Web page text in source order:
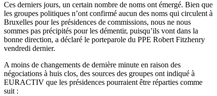
Ces derniers jours, un certain nombre de noms ont émergé. Bien que
les groupes politiques n’ont confirmé aucun des noms qui circulent à
Bruxelles pour les présidences de commissions, nous ne nous
sommes pas précipités pour les démentir, puisqu’ils vont dans la
bonne direction, a déclaré le porteparole du PPE Robert Fitzhenry
vendredi dernier.
A moins de changements de dernière minute en raison des
négociations à huis clos, des sources des groupes ont indiqué à
EURACTIV que les présidences pourraient être réparties comme
suit :